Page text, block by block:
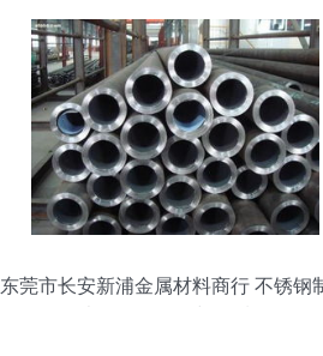
东莞市长安新浦金属材料商行 不锈钢